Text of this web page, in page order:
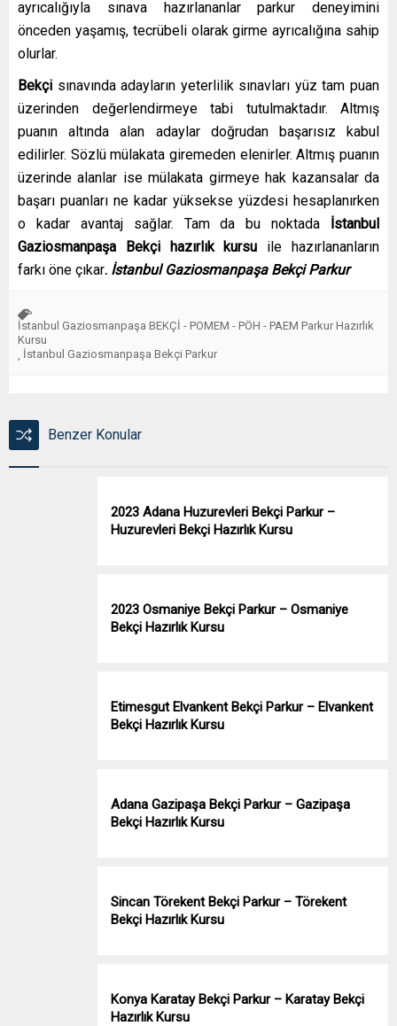
ayrıcalığıyla sınava hazırlananlar parkur deneyimini
önceden yaşamış, tecrübeli olarak girme ayrıcalığına sahip
olurlar.
Bekçi sınavında adayların yeterlilik sınavları yüz tam puan
üzerinden değerlendirmeye tabi tutulmaktadır. Altmış
puanın altında alan adaylar doğrudan başarısız kabul
edilirler. Sözlü mülakata giremeden elenirler. Altmış puanın
üzerinde alanlar ise mülakata girmeye hak kazansalar da
başarı puanları ne kadar yüksekse yüzdesi hesaplanırken
o kadar avantaj sağlar. Tam da bu noktada İstanbul
Gaziosmanpaşa Bekçi hazırlık kursu ile hazırlananların
farkı öne çıkar. İstanbul Gaziosmanpaşa Bekçi Parkur
İstanbul Gaziosmanpaşa BEKÇİ - POMEM - PÖH - PAEM Parkur Hazırlık
Kursu
İstanbul Gaziosmanpaşa Bekçi Parkur
Benzer Konular
2023 Adana Huzurevleri Bekçi Parkur –
Huzurevleri Bekçi Hazırlık Kursu
2023 Osmaniye Bekçi Parkur – Osmaniye
Bekçi Hazırlık Kursu
Etimesgut Elvankent Bekçi Parkur – Elvankent
Bekçi Hazırlık Kursu
Adana Gazipaşa Bekçi Parkur – Gazipaşa
Bekçi Hazırlık Kursu
Sincan Törekent Bekçi Parkur – Törekent
Bekçi Hazırlık Kursu
Konya Karatay Bekçi Parkur – Karatay Bekçi
Hazırlık Kursu